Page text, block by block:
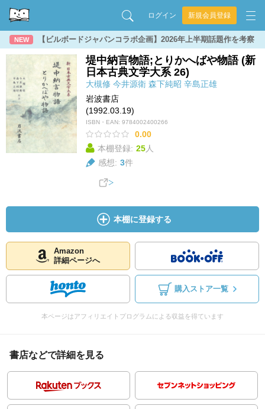
ログイン 新規会員登録
NEW 【ビルボードジャパンコラボ企画】2026年上半期話題作を考察
堤中納言物語;とりかへばや物語 (新
日本古典文学大系 26)
大槻修 今井源衛 森下純昭 辛島正雄
岩波書店
(1992.03.19)
ISBN・EAN: 9784002400266
0.00
本棚登録: 25人
感想: 3件
本棚に登録する
Amazon
詳細ページへ
購入ストア一覧
本ページはアフィリエイトプログラムによる収益を得ています
書店などで詳細を見る